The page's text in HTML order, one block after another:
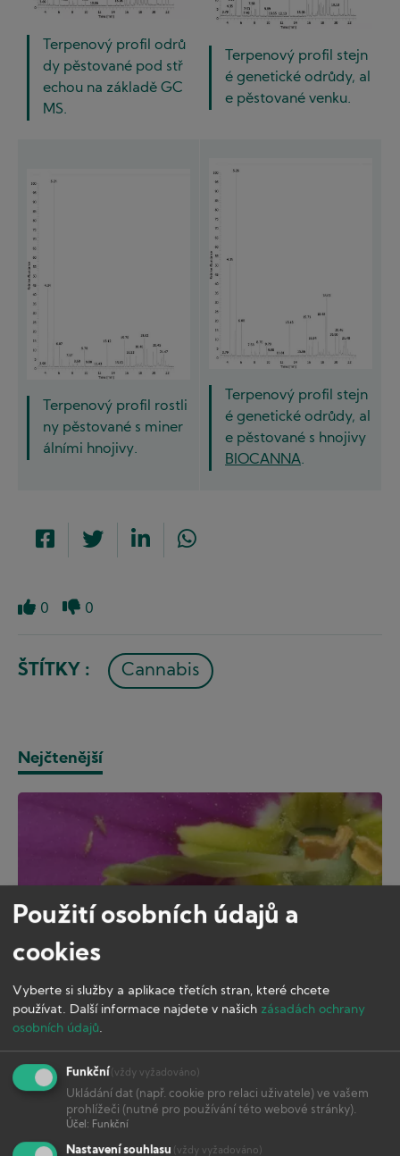
Terpenový profil odrů
dy pěstované pod stř
echou na základě GC
MS.
Terpenový profil stejn
é genetické odrůdy, al
e pěstované venku.
m
a
g
e
Terpenový profil rostli
ny pěstované s miner
álními hnojivy.
m
a
g
e
Terpenový profil stejn
é genetické odrůdy, al
e pěstované s hnojivy
BIOCANNA.
0 0
ŠTÍTKY : Cannabis
Nejčtenější
Třásněnky – nenápadný zabiják úrody
Použití osobních údajů a
cookies
Vyberte si služby a aplikace třetích stran, které chcete
používat. Další informace najdete v našich zásadách ochrany
osobních údajů.
Funkční (vždy vyžadováno)
Ukládání dat (např. cookie pro relaci uživatele) ve vašem
prohlížeči (nutné pro používání této webové stránky).
Účel : Funkční
Nastavení souhlasu (vždy vyžadováno)